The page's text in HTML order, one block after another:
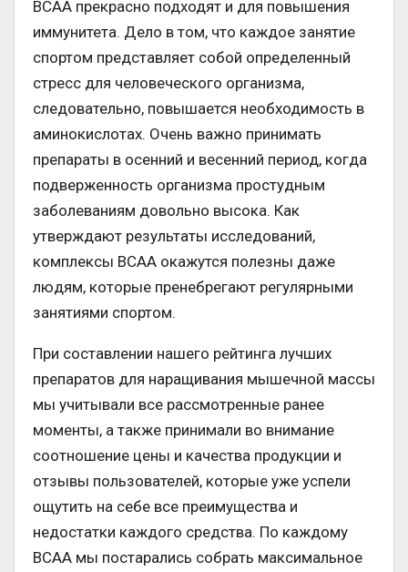
ВСАА прекрасно подходят и для повышения
иммунитета. Дело в том, что каждое занятие
спортом представляет собой определенный
стресс для человеческого организма,
следовательно, повышается необходимость в
аминокислотах. Очень важно принимать
препараты в осенний и весенний период, когда
подверженность организма простудным
заболеваниям довольно высока. Как
утверждают результаты исследований,
комплексы ВСАА окажутся полезны даже
людям, которые пренебрегают регулярными
занятиями спортом.
При составлении нашего рейтинга лучших
препаратов для наращивания мышечной массы
мы учитывали все рассмотренные ранее
моменты, а также принимали во внимание
соотношение цены и качества продукции и
отзывы пользователей, которые уже успели
ощутить на себе все преимущества и
недостатки каждого средства. По каждому
ВСАА мы постарались собрать максимальное